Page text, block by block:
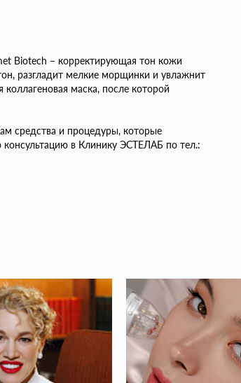
Biotech – корректирующая тон кожи
разгладит мелкие морщинки и увлажнит
маска, после которой
средства и процедуры, которые
консультацию в Клинику ЭСТЕЛАБ по тел.: